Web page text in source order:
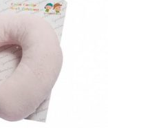
panier